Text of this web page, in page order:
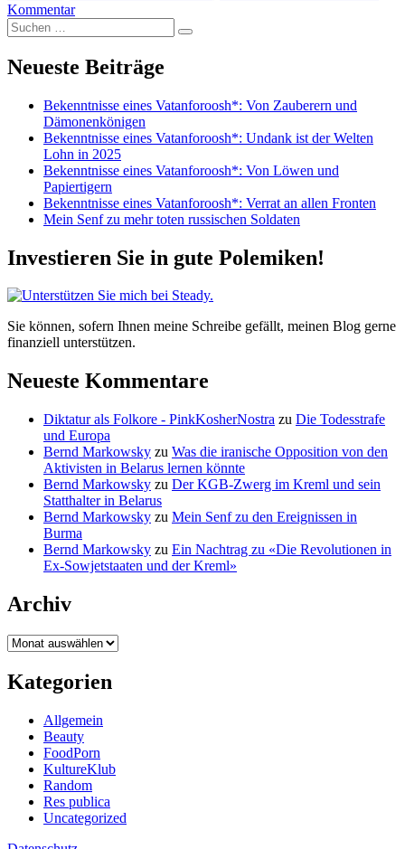
Kommentarzu
eines
Vatanforoosh*:
46
Versagen
der
iranischen
Opposition
Suchen
nach:
Suchen
Neueste Beiträge
Bekenntnisse eines Vatanforoosh*: Von Zauberern und
Dämonenkönigen
Bekenntnisse eines Vatanforoosh*: Undank ist der Welten
Lohn in 2025
Bekenntnisse eines Vatanforoosh*: Von Löwen und
Papiertigern
Bekenntnisse eines Vatanforoosh*: Verrat an allen Fronten
Mein Senf zu mehr toten russischen Soldaten
Investieren Sie in gute Polemiken!
Sie können, sofern Ihnen meine Schreibe gefällt, meinen Blog gerne
finanziell unterstützen.
Neueste Kommentare
Diktatur als Folkore - PinkKosherNostra zu Die Todesstrafe
und Europa
Bernd Markowsky zu Was die iranische Opposition von den
Aktivisten in Belarus lernen könnte
Bernd Markowsky zu Der KGB-Zwerg im Kreml und sein
Statthalter in Belarus
Bernd Markowsky zu Mein Senf zu den Ereignissen in
Burma
Bernd Markowsky zu Ein Nachtrag zu «Die Revolutionen in
Ex-Sowjetstaaten und der Kreml»
Archiv
Archiv
Kategorien
Allgemein
Beauty
FoodPorn
KultureKlub
Random
Res publica
Uncategorized